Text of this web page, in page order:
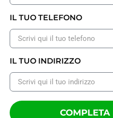
IL TUO TELEFONO
IL TUO INDIRIZZO